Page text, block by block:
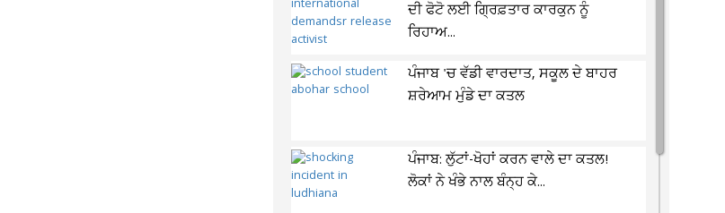
ਦੀ ਫੋਟੋ ਲਈ ਗ੍ਰਿਫ਼ਤਾਰ ਕਾਰਕੁਨ ਨੂੰ
ਰਿਹਾਅ...
ਪੰਜਾਬ 'ਚ ਵੱਡੀ ਵਾਰਦਾਤ, ਸਕੂਲ ਦੇ ਬਾਹਰ
ਸ਼ਰੇਆਮ ਮੁੰਡੇ ਦਾ ਕਤਲ
ਪੰਜਾਬ: ਲੁੱਟਾਂ-ਖੋਹਾਂ ਕਰਨ ਵਾਲੇ ਦਾ ਕਤਲ!
ਲੋਕਾਂ ਨੇ ਖੰਭੇ ਨਾਲ ਬੰਨ੍ਹ ਕੇ...